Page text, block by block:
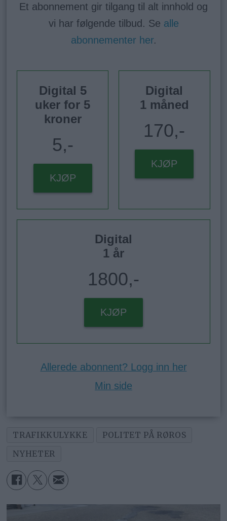
Et abonnement gir tilgang til alt innhold og
vi har følgende tilbud. Se alle
abonnementer her.
Digital 5
uker for 5
kroner
5,-
KJØP
Digital
1 måned
170,-
KJØP
Digital
1 år
1800,-
KJØP
Allerede abonnent? Logg inn her
Min side
TRAFIKKULYKKE
POLITET PÅ RØROS
NYHETER